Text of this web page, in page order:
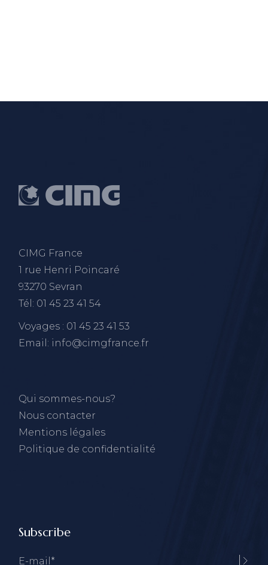
CIMG France
1 rue Henri Poincaré
93270 Sevran
Tél: 01 45 23 41 54
Voyages : 01 45 23 41 53
Email: info@cimgfrance.fr
Qui sommes-nous?
Nous contacter
Mentions légales
Politique de confidentialité
Subscribe